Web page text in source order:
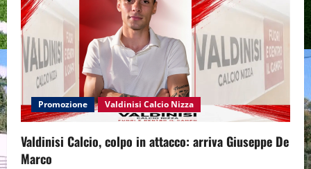
Promozione Valdinisi Calcio Nizza
Valdinisi Calcio, colpo in attacco: arriva Giuseppe De
Marco